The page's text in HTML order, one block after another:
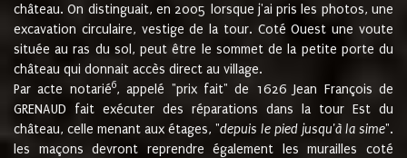
château. On distinguait, en 2005 lorsque j'ai pris les photos, une
excavation circulaire, vestige de la tour. Coté Ouest une voute
située au ras du sol, peut être le sommet de la petite porte du
château qui donnait accès direct au village.
Par acte notarié6, appelé "prix fait" de 1626 Jean François de
GRENAUD fait exécuter des réparations dans la tour Est du
château, celle menant aux étages, "depuis le pied jusqu'à la sime".
les maçons devront reprendre également les murailles coté